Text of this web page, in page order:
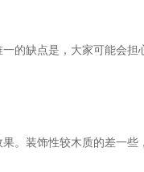
的缺点是，大家可能会担
。装饰性较木质的差一些